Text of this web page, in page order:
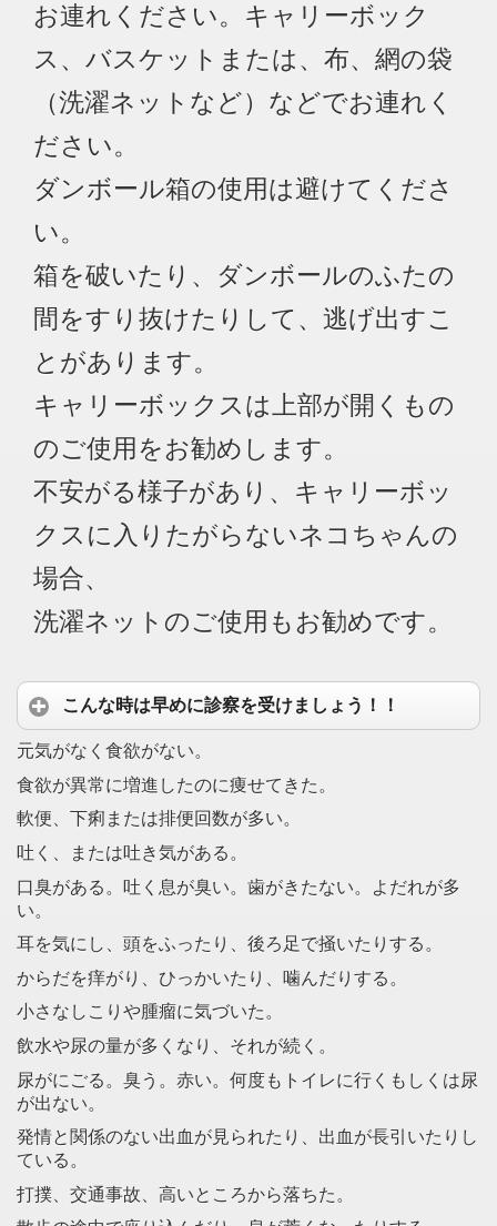
お連れください。キャリーボック
ス、バスケットまたは、布、網の袋
（洗濯ネットなど）などでお連れく
ださい。
ダンボール箱の使用は避けてくださ
い。
箱を破いたり、ダンボールのふたの
間をすり抜けたりして、逃げ出すこ
とがあります。
キャリーボックスは上部が開くもの
のご使用をお勧めします。
不安がる様子があり、キャリーボッ
クスに入りたがらないネコちゃんの
場合、
洗濯ネットのご使用もお勧めです。
こんな時は早めに診察を受けましょう！！
元気がなく食欲がない。
食欲が異常に増進したのに痩せてきた。
軟便、下痢または排便回数が多い。
吐く、または吐き気がある。
口臭がある。吐く息が臭い。歯がきたない。よだれが多
い。
耳を気にし、頭をふったり、後ろ足で掻いたりする。
からだを痒がり、ひっかいたり、噛んだりする。
小さなしこりや腫瘤に気づいた。
飲水や尿の量が多くなり、それが続く。
尿がにごる。臭う。赤い。何度もトイレに行くもしくは尿
が出ない。
発情と関係のない出血が見られたり、出血が長引いたりし
ている。
打撲、交通事故、高いところから落ちた。